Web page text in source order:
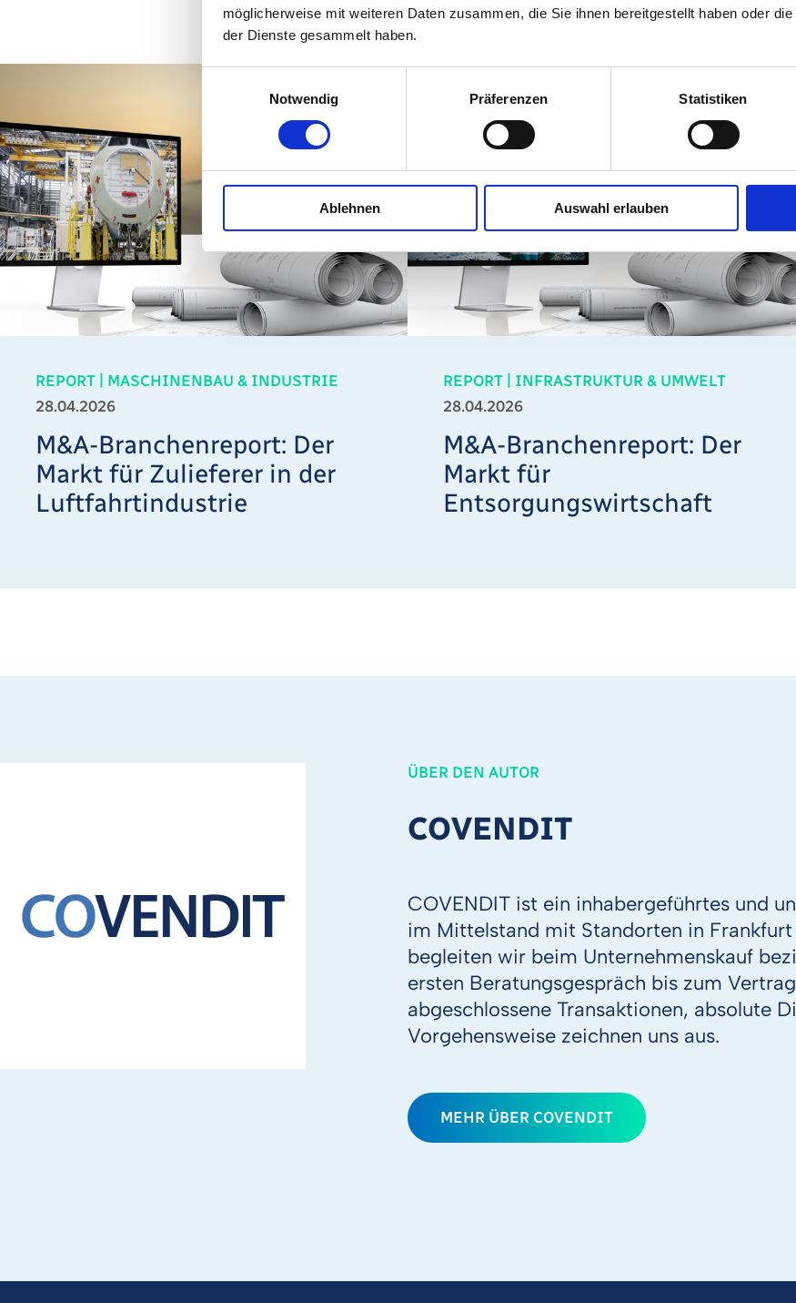
möglicherweise mit weiteren Daten zusammen, die Sie ihnen bereitgestellt haben oder
der Dienste gesammelt haben.
Notwendig
Präferenzen Statistiken
Ablehnen Auswahl erlauben
AKTUELLE NEUIGKEITEN
REPORT | MASCHINENBAU & INDUSTRIE
28.04.2026
M&A-Branchenreport: Der
Markt für Zulieferer in der
Luftfahrtindustrie
REPORT | INFRASTRUKTUR & UMWELT
28.04.2026
M&A-Branchenreport: Der
Markt für
Entsorgungswirtschaft
ÜBER DEN AUTOR
COVENDIT
COVENDIT ist ein inhabergeführtes und
im Mittelstand mit Standorten in Frankfurt
begleiten wir beim Unternehmenskauf
ersten Beratungsgespräch bis zum
abgeschlossene Transaktionen, absolute
Vorgehensweise zeichnen uns aus.
MEHR ÜBER COVENDIT